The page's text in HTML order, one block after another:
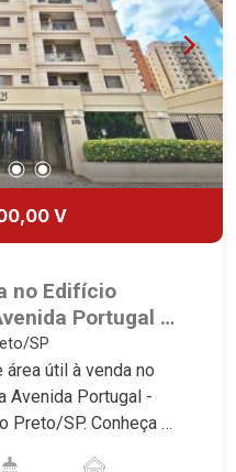
V
no Edifício
Portugal -
SP
útil à venda no
Avenida Portugal -
Conheça as